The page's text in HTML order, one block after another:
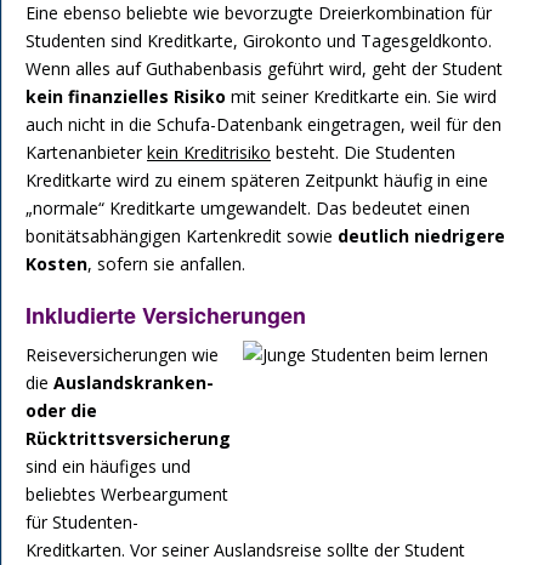
Eine ebenso beliebte wie bevorzugte Dreierkombination für
Studenten sind Kreditkarte, Girokonto und Tagesgeldkonto.
Wenn alles auf Guthabenbasis geführt wird, geht der Student
kein finanzielles Risiko mit seiner Kreditkarte ein. Sie wird
auch nicht in die Schufa-Datenbank eingetragen, weil für den
Kartenanbieterkein Kreditrisiko besteht. Die Studenten
Kreditkarte wird zu einem späteren Zeitpunkt häufig in eine
„normale“ Kreditkarte umgewandelt. Das bedeutet einen
bonitätsabhängigen Kartenkredit sowie deutlich niedrigere
Kosten, sofern sie anfallen.
Inkludierte Versicherungen
Reiseversicherungen wie
die Auslandskranken-
oder die
Rücktrittsversicherung
sind ein häufiges und
beliebtes Werbeargument
für Studenten-
Kreditkarten. Vor seiner Auslandsreise sollte der Student